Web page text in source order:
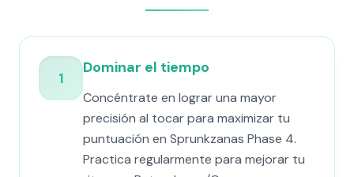
1
Dominar el tiempo
Concéntrate en lograr una mayor
precisión al tocar para maximizar tu
puntuación en Sprunkzanas Phase 4.
Practica regularmente para mejorar tu